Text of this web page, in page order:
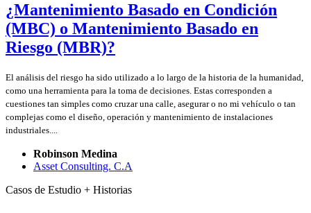
¿Mantenimiento Basado en Condición
(MBC) o Mantenimiento Basado en
Riesgo (MBR)?
El análisis del riesgo ha sido utilizado a lo largo de la historia de la humanidad,
como una herramienta para la toma de decisiones. Estas corresponden a
cuestiones tan simples como cruzar una calle, asegurar o no mi vehículo o tan
complejas como el diseño, operación y mantenimiento de instalaciones
industriales....
Robinson Medina
Asset Consulting. C.A
Casos de Estudio + Historias